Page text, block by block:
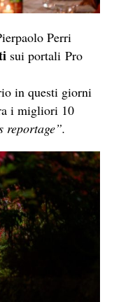
Perri
sui portali Pro
in questi giorni
i migliori 10
reportage”.